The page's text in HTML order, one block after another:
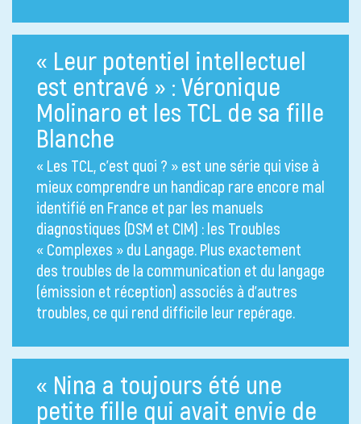
« Leur potentiel intellectuel
est entravé » : Véronique
Molinaro et les TCL de sa fille
Blanche
« Les TCL, c’est quoi ? » est une série qui vise à
mieux comprendre un handicap rare encore mal
identifié en France et par les manuels
diagnostiques (DSM et CIM) : les Troubles
« Complexes » du Langage. Plus exactement
des troubles de la communication et du langage
(émission et réception) associés à d’autres
troubles, ce qui rend difficile leur repérage.
« Nina a toujours été une
petite fille qui avait envie de